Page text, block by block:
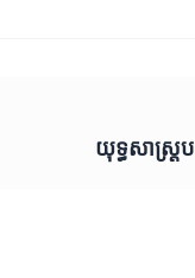
យុទ្ធសាស្ត្រ